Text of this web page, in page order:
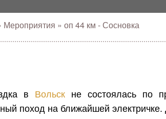
Мероприятия » оп 44 км - Сосновка
в Вольск не состоялась по
поход на ближайшей